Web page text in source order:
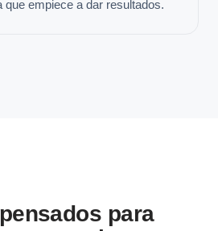
empiece a dar resultados.
para